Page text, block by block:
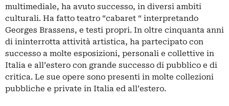
multimediale, ha avuto successo, in diversi ambiti
culturali. Ha fatto teatro “cabaret “ interpretando
Georges Brassens, e testi propri. In oltre cinquanta anni
di ininterrotta attività artistica, ha partecipato con
successo a molte esposizioni, personali e collettive in
Italia e all’estero con grande successo di pubblico e di
critica. Le sue opere sono presenti in molte collezioni
pubbliche e private in Italia ed all’estero.